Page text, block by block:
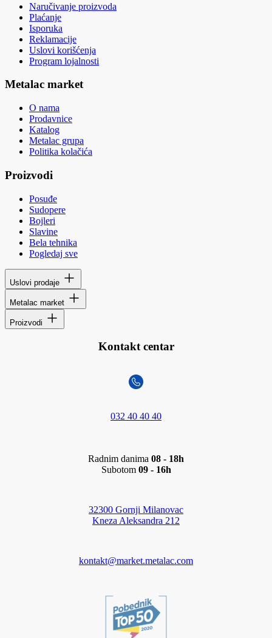
Naručivanje proizvoda
Plaćanje
Isporuka
Reklamacije
Uslovi korišćenja
Program lojalnosti
Metalac market
O nama
Prodavnice
Katalog
Metalac grupa
Politika kolačića
Proizvodi
Posuđe
Sudopere
Bojleri
Slavine
Bela tehnika
Pogledaj sve
Uslovi prodaje
Metalac market
Proizvodi
Kontakt centar
032 40 40 40
Radnim danima 08 - 18h
Subotom 09 - 16h
32300 Gornji Milanovac
Kneza Aleksandra 212
kontakt@market.metalac.com